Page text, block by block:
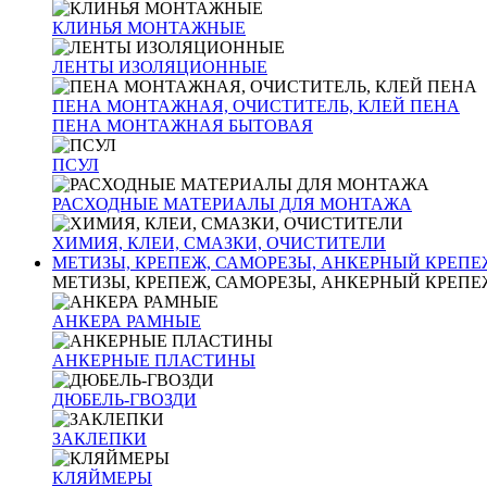
КЛИНЬЯ МОНТАЖНЫЕ
ЛЕНТЫ ИЗОЛЯЦИОННЫЕ
ПЕНА МОНТАЖНАЯ, ОЧИСТИТЕЛЬ, КЛЕЙ ПЕНА
ПЕНА МОНТАЖНАЯ БЫТОВАЯ
ПСУЛ
РАСХОДНЫЕ МАТЕРИАЛЫ ДЛЯ МОНТАЖА
ХИМИЯ, КЛЕИ, СМАЗКИ, ОЧИСТИТЕЛИ
МЕТИЗЫ, КРЕПЕЖ, САМОРЕЗЫ, АНКЕРНЫЙ
МЕТИЗЫ, КРЕПЕЖ, САМОРЕЗЫ, АНКЕРНЫЙ
АНКЕРА РАМНЫЕ
АНКЕРНЫЕ ПЛАСТИНЫ
ДЮБЕЛЬ-ГВОЗДИ
ЗАКЛЕПКИ
КЛЯЙМЕРЫ